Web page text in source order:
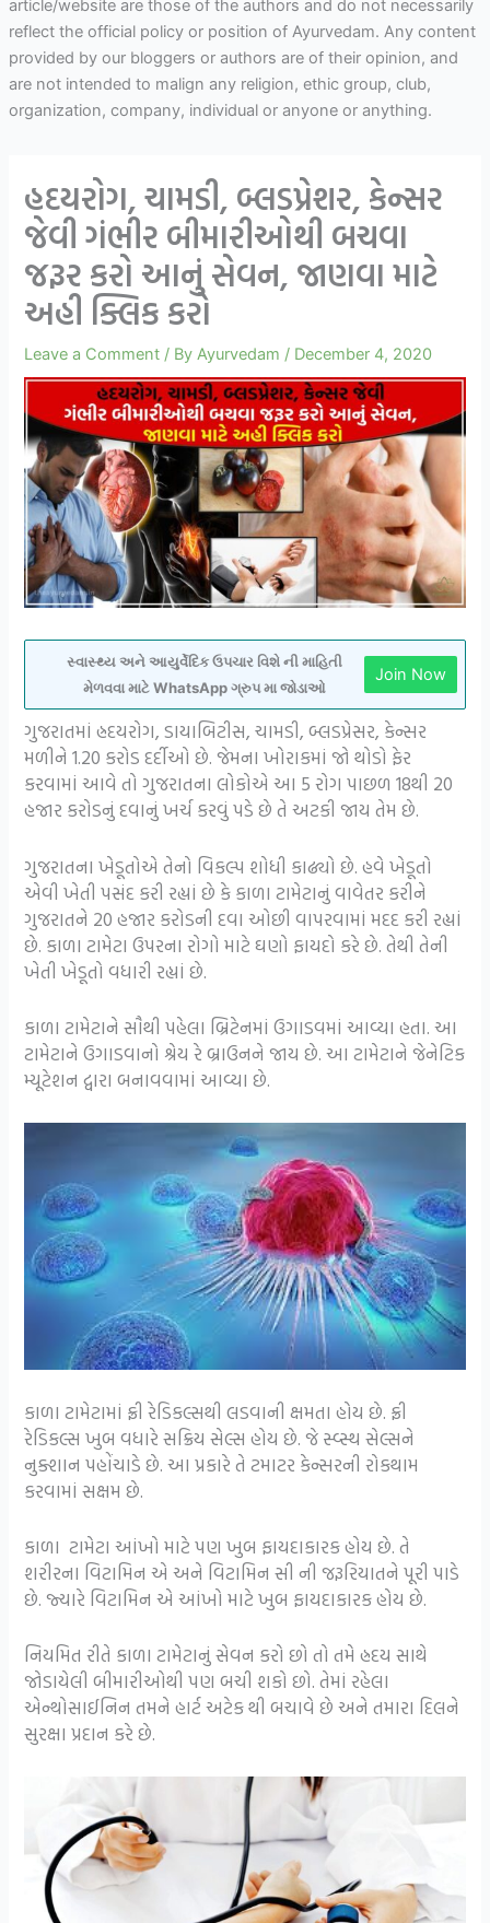
article/website are those of the authors and do not necessarily
reflect the official policy or position of Ayurvedam. Any content
provided by our bloggers or authors are of their opinion, and
are not intended to malign any religion, ethic group, club,
organization, company, individual or anyone or anything.
હદયરોગ, ચામડી, બ્લડપ્રેશર, કેન્સર
જેવી ગંભીર બીમારીઓથી બચવા
જરૂર કરો આનું સેવન, જાણવા માટે
અહી ક્લિક કરો
Leave a Comment / ByAyurvedam / December 4, 2020
સ્વાસ્થ્ય અને આયુર્વેદિક ઉપચાર વિશે ની માહિતી
મેળવવા માટે WhatsApp ગ્રુપ મા જોડાઓ
Join Now
ગુજરાતમાં હ્રદયરોગ, ડાયાબિટીસ, ચામડી, બ્લડપ્રેસર, કેન્સર
મળીને 1.20 કરોડ દર્દીઓ છે. જેમના ખોરાકમાં જો થોડો ફેર
કરવામાં આવે તો ગુજરાતના લોકોએ આ 5 રોગ પાછળ 18થી 20
હજાર કરોડનું દવાનું ખર્ચ કરવું પડે છે તે અટકી જાય તેમ છે.
ગુજરાતના ખેડૂતોએ તેનો વિકલ્પ શોધી કાઢ્યો છે. હવે ખેડૂતો
એવી ખેતી પસંદ કરી રહ્યાં છે કે કાળા ટામેટાનું વાવેતર કરીને
ગુજરાતને 20 હજાર કરોડની દવા ઓછી વાપરવામાં મદદ કરી રહ્યાં
છે. કાળા ટામેટા ઉપરના રોગો માટે ઘણો ફાયદો કરે છે. તેથી તેની
ખેતી ખેડૂતો વધારી રહ્યાં છે.
કાળા ટામેટાને સૌથી પહેલા બ્રિટેનમાં ઉગાડવમાં આવ્યા હતા. આ
ટામેટાને ઉગાડવાનો શ્રેય રે બ્રાઉનને જાય છે. આ ટામેટાને જેનેટિક
મ્યૂટેશન દ્વારા બનાવવામાં આવ્યા છે.
કાળા ટામેટામાં ફ્રી રેડિકલ્સથી લડવાની ક્ષમતા હોય છે. ફ્રી
રેડિકલ્સ ખુબ વધારે સક્રિય સેલ્સ હોય છે. જે સ્વ્સ્થ સેલ્સને
નુક્શાન પહોંચાડે છે. આ પ્રકારે તે ટમાટર કેન્સરની રોકથામ
કરવામાં સક્ષમ છે.
કાળા ટામેટા આંખો માટે પણ ખુબ ફાયદાકારક હોય છે. તે
શરીરના વિટામિન એ અને વિટામિન સી ની જરૂરિયાતને પૂરી પાડે
છે. જ્યારે વિટામિન એ આંખો માટે ખુબ ફાયદાકારક હોય છે.
નિયમિત રીતે કાળા ટામેટાનું સેવન કરો છો તો તમે હ્રદય સાથે
જોડાયેલી બીમારીઓથી પણ બચી શકો છો. તેમાં રહેલા
એન્થોસાઈનિન તમને હાર્ટ અટેક થી બચાવે છે અને તમારા દિલને
સુરક્ષા પ્રદાન કરે છે.